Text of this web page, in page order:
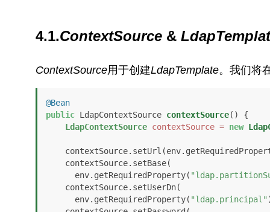
4.1.ContextSource&
ContextSource用于创建LdapTemplate。我们将
@Bean
public LdapContextSource contextSource()
{
LdapContextSource contextSource = new
      env.getRequiredProperty(
      env.getRequiredProperty(
"ldap.principal"